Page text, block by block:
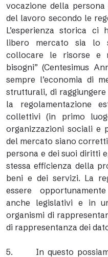
vocazione della persona
del lavoro secondo le
L’esperienza storica
libero mercato sia lo
collocare le risorse e
bisogni” (Centesimus
sempre l’economia di
strutturali, di
la regolamentazione
collettivi (in primo
organizzazioni sociali e
del mercato siano
persona e dei suoi diritti
stessa efficienza della
beni e dei servizi. La
essere
anche legislativi e in
organismi di
di rappresentanza dei
5. In questo